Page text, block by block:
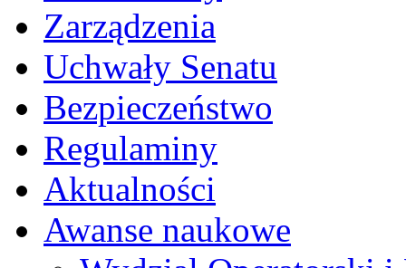
Zarządzenia
Uchwały Senatu
Bezpieczeństwo
Regulaminy
Aktualności
Awanse naukowe